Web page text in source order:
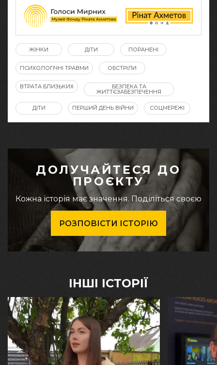
ЖІНКИ ДІТИ ПОРАНЕНІ
ПСИХОЛОГІЧНІ ТРАВМИ ОБСТРІЛИ
ВТРАТА БЛИЗЬКИХ БЕЗПЕКА ТА
ЖИТТЄЗАБЕЗПЕЧЕННЯ
ДІТИ ПЕРШИЙ ДЕНЬ ВІЙНИ СОЦМЕРЕЖІ
ДОЛУЧАЙТЕСЯ ДО
ПРОЄКТУ
Кожна історія має значення. Поділіться своєю
РОЗПОВІСТИ ІСТОРІЮ
ІНШІ ІСТОРІЇ